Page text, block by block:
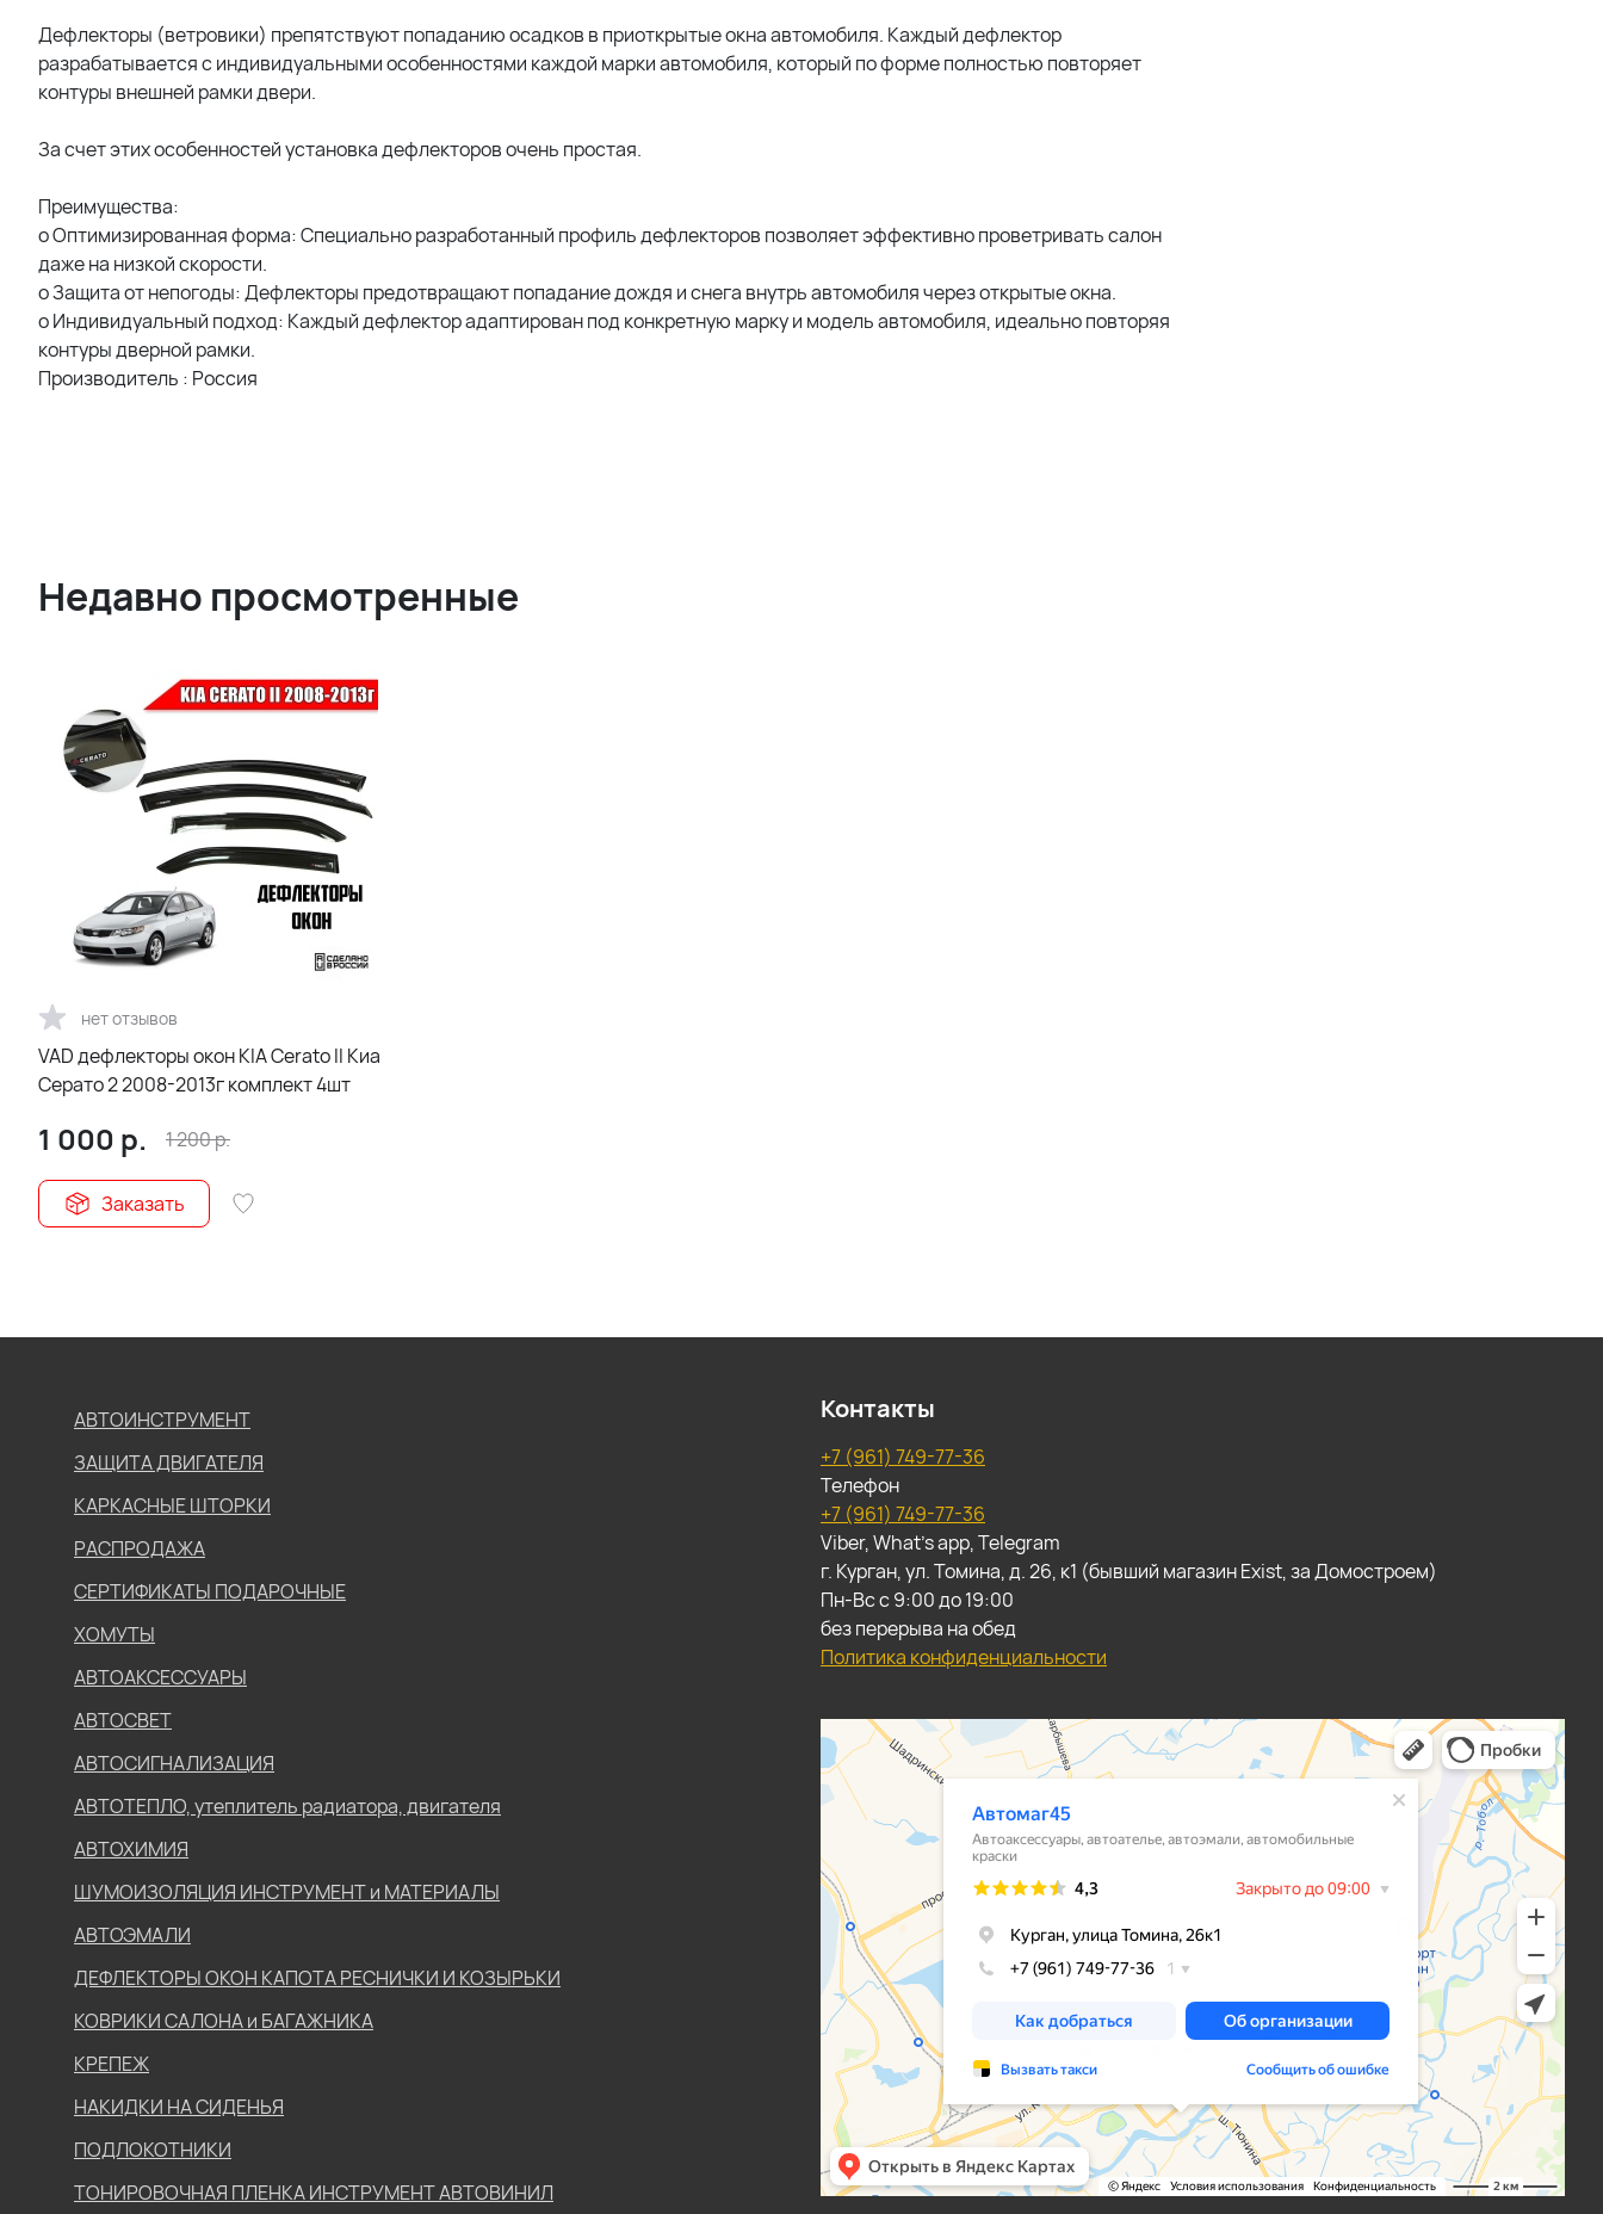
Дефлекторы (ветровики) препятствуют попаданию осадков в приоткрытые окна автомобиля. Каждый дефлектор
разрабатывается с индивидуальными особенностями каждой марки автомобиля, который по форме полностью повторяет
контуры внешней рамки двери.
За счет этих особенностей установка дефлекторов очень простая.
Преимущества:
o Оптимизированная форма: Специально разработанный профиль дефлекторов позволяет эффективно проветривать салон
даже на низкой скорости.
o Защита от непогоды: Дефлекторы предотвращают попадание дождя и снега внутрь автомобиля через открытые окна.
o Индивидуальный подход: Каждый дефлектор адаптирован под конкретную марку и модель автомобиля, идеально повторяя
контуры дверной рамки.
Производитель : Россия
Недавно просмотренные
нет отзывов
VAD дефлекторы окон KIA Cerato II Киа
Серато 2 2008-2013г комплект 4шт
1 000 р. 1 200р.
Заказать
АВТОИНСТРУМЕНТ
ЗАЩИТА ДВИГАТЕЛЯ
КАРКАСНЫЕ ШТОРКИ
РАСПРОДАЖА
СЕРТИФИКАТЫ ПОДАРОЧНЫЕ
ХОМУТЫ
АВТОАКСЕССУАРЫ
АВТОСВЕТ
АВТОСИГНАЛИЗАЦИЯ
АВТОТЕПЛО, утеплитель радиатора, двигателя
АВТОХИМИЯ
ШУМОИЗОЛЯЦИЯ ИНСТРУМЕНТ и МАТЕРИАЛЫ
АВТОЭМАЛИ
ДЕФЛЕКТОРЫ ОКОН КАПОТА РЕСНИЧКИ И КОЗЫРЬКИ
КОВРИКИ САЛОНА и БАГАЖНИКА
КРЕПЕЖ
НАКИДКИ НА СИДЕНЬЯ
ПОДЛОКОТНИКИ
ТОНИРОВОЧНАЯ ПЛЕНКА ИНСТРУМЕНТ АВТОВИНИЛ
Контакты
+7 (961) 749-77-36
Телефон
+7 (961) 749-77-36
Viber, What's app, Telegram
г. Курган, ул. Томина, д. 26, к1 (бывший магазин Exist, за Домостроем)
Пн-Вс с 9:00 до 19:00
без перерыва на обед
Политика конфиденциальности